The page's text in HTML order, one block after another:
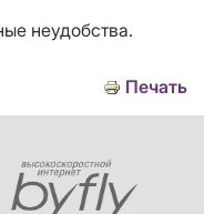
неудобства.
Печать